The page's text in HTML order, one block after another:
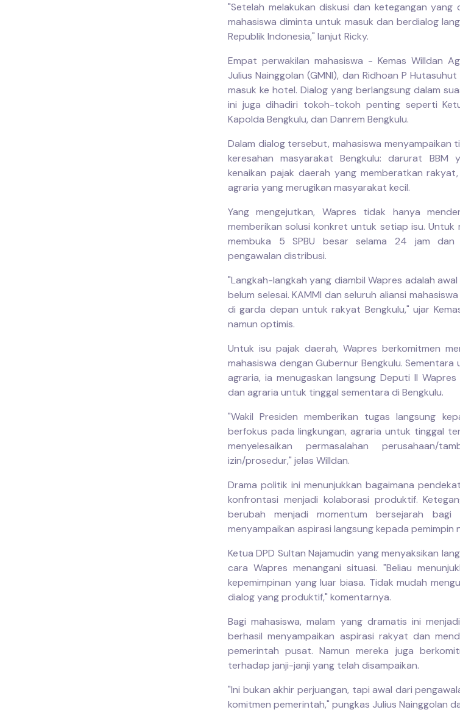
"Setelah melakukan diskusi dan ketegangan yang
mahasiswa diminta untuk masuk dan berdialog
Republik Indonesia," lanjut Ricky.
Empat perwakilan mahasiswa - Kemas Willdan
Julius Nainggolan (GMNI), dan Ridhoan P
masuk ke hotel. Dialog yang berlangsung dalam
ini juga dihadiri tokoh-tokoh penting seperti
Kapolda Bengkulu, dan Danrem Bengkulu.
Dalam dialog tersebut, mahasiswa menyampaikan
keresahan masyarakat Bengkulu: darurat BBM
kenaikan pajak daerah yang memberatkan
agraria yang merugikan masyarakat kecil.
Yang mengejutkan, Wapres tidak hanya
memberikan solusi konkret untuk setiap isu. Untuk
membuka 5 SPBU besar selama 24 jam dan
pengawalan distribusi.
"Langkah-langkah yang diambil Wapres adalah
belum selesai. KAMMI dan seluruh aliansi
di garda depan untuk rakyat Bengkulu," ujar
namun optimis.
Untuk isu pajak daerah, Wapres berkomitmen
mahasiswa dengan Gubernur Bengkulu. Sementara
agraria, ia menugaskan langsung Deputi II
dan agraria untuk tinggal sementara di Bengkulu.
"Wakil Presiden memberikan tugas langsung
berfokus pada lingkungan, agraria untuk tinggal
menyelesaikan permasalahan perusahaan/
izin/prosedur," jelas Willdan.
Drama politik ini menunjukkan bagaimana
konfrontasi menjadi kolaborasi produktif.
berubah menjadi momentum bersejarah bagi
menyampaikan aspirasi langsung kepada pemimpin
Ketua DPD Sultan Najamudin yang menyaksikan
cara Wapres menangani situasi. "Beliau
kepemimpinan yang luar biasa. Tidak mudah
dialog yang produktif," komentarnya.
Bagi mahasiswa, malam yang dramatis ini
berhasil menyampaikan aspirasi rakyat dan
pemerintah pusat. Namun mereka juga
terhadap janji-janji yang telah disampaikan.
"Ini bukan akhir perjuangan, tapi awal dari
komitmen pemerintah," pungkas Julius Nainggolan